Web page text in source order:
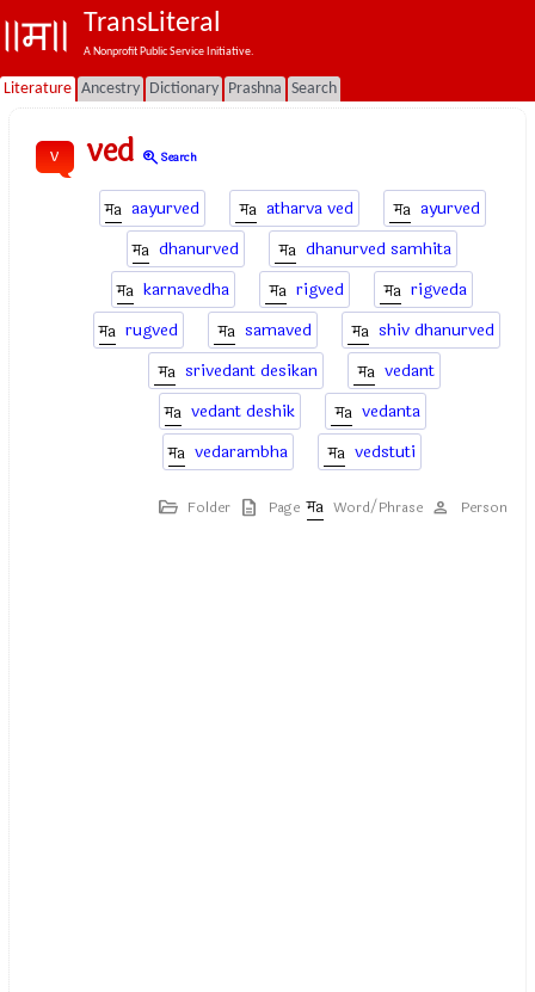
TransLiteral
A Nonprofit Public Service Initiative.
Literature Ancestry Dictionary Prashna Search
v ved zoom_inSearch
aayurved atharva ved
ayurved
dhanurved
dhanurved samhita
karnavedha
rigved
rigveda
rugved
samaved
shiv dhanurved
srivedant desikan
vedant
vedant deshik
vedanta
vedarambha
vedstuti
Folder Page Word/Phrase Person